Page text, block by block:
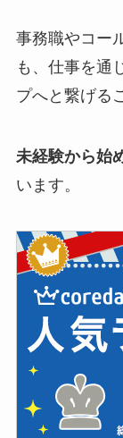
事務職やコー
も、仕事を通
プへと繋げる
未経験から始
います。